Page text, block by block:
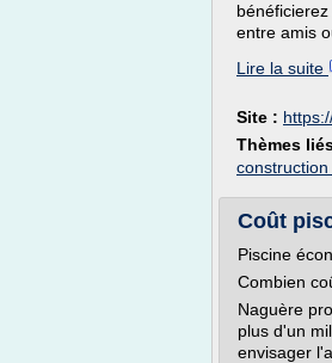
entre amis
Lire la suite
Site :
Thèmes
Coût
Piscine
Combien
Naguère
plus d'un
envisager